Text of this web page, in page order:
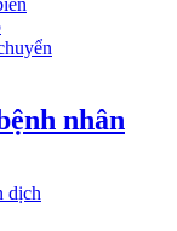
nhân
dịch